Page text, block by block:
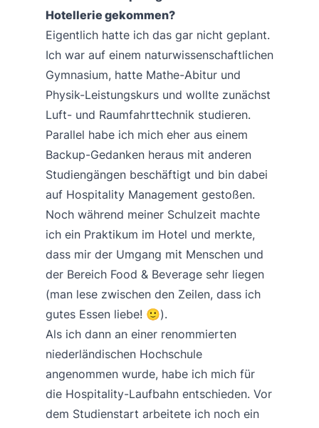
Hotellerie gekommen?
Eigentlich hatte ich das gar nicht geplant.
Ich war auf einem naturwissenschaftlichen
Gymnasium, hatte Mathe-Abitur und
Physik-Leistungskurs und wollte zunächst
Luft- und Raumfahrttechnik studieren.
Parallel habe ich mich eher aus einem
Backup-Gedanken heraus mit anderen
Studiengängen beschäftigt und bin dabei
auf Hospitality Management gestoßen.
Noch während meiner Schulzeit machte
ich ein Praktikum im Hotel und merkte,
dass mir der Umgang mit Menschen und
der Bereich Food & Beverage sehr liegen
(man lese zwischen den Zeilen, dass ich
gutes Essen liebe! 🙂).
Als ich dann an einer renommierten
niederländischen Hochschule
angenommen wurde, habe ich mich für
die Hospitality-Laufbahn entschieden. Vor
dem Studienstart arbeitete ich noch ein